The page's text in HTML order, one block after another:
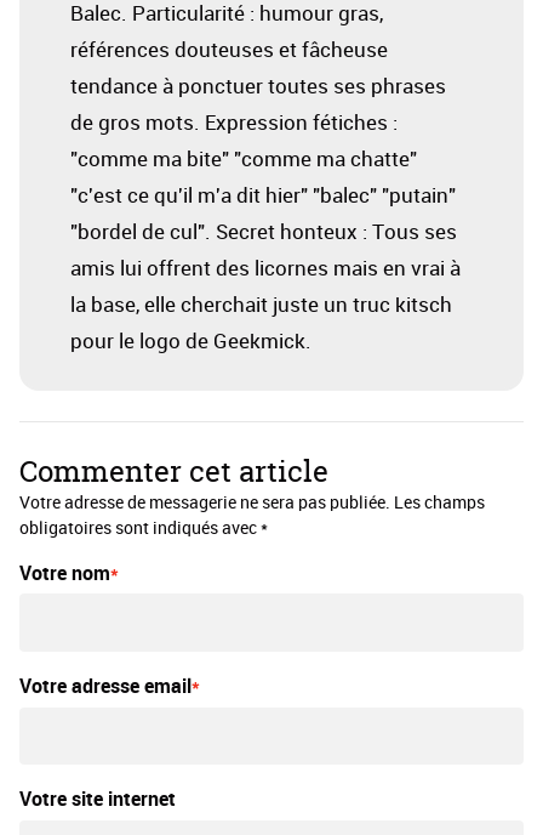
Balec. Particularité : humour gras,
références douteuses et fâcheuse
tendance à ponctuer toutes ses phrases
de gros mots. Expression fétiches :
"comme ma bite" "comme ma chatte"
"c'est ce qu'il m'a dit hier" "balec" "putain"
"bordel de cul". Secret honteux : Tous ses
amis lui offrent des licornes mais en vrai à
la base, elle cherchait juste un truc kitsch
pour le logo de Geekmick.
Commenter cet article
Votre adresse de messagerie ne sera pas publiée. Les champs
obligatoires sont indiqués avec *
Votre nom
Votre adresse email
Votre site internet